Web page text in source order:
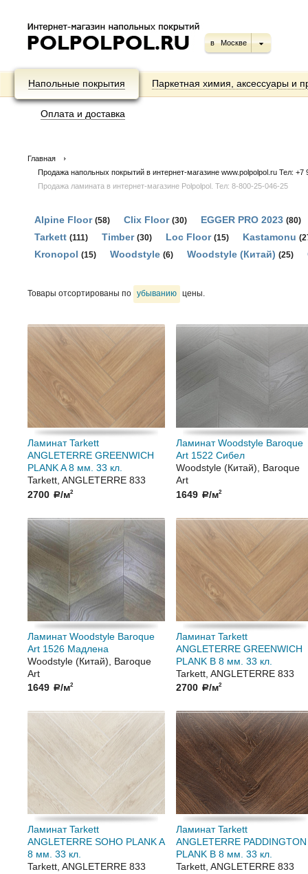
в Москве
Напольные покрытия Паркетная химия, аксессуары и
Оплата и доставка
Главная
Продажа напольных покрытий в интернет-магазине www.polpolpol.ru Тел:
Продажа ламината в интернет-магазине Polpolpol. Тел: 8-800-25-046-25
Alpine Floor (58) Clix Floor (30) EGGER PRO 2023 (80)
Tarkett (111) Timber (30) Loc Floor (15) Kastamonu
Kronopol (15) Woodstyle (6) Woodstyle (Китай) (25)
Товары отсортированы по убыванию цены.
Ламинат Tarkett
ANGLETERRE GREENWICH
PLANK A 8 мм. 33 кл.
Tarkett, ANGLETERRE 833
2700 a/м2
Ламинат Woodstyle Baroque
Art 1522 Сибел
Woodstyle (Китай), Baroque
Art
1649 a/м2
Ламинат Woodstyle Baroque
Art 1526 Мадлена
Woodstyle (Китай), Baroque
Art
1649 a/м2
Ламинат Tarkett
ANGLETERRE GREENWICH
PLANK В 8 мм. 33 кл.
Tarkett, ANGLETERRE 833
2700 a/м2
Ламинат Tarkett
ANGLETERRE SOHO PLANK A
8 мм. 33 кл.
Tarkett, ANGLETERRE 833
Ламинат Tarkett
ANGLETERRE PADDINGTON
PLANK В 8 мм. 33 кл.
Tarkett, ANGLETERRE 833